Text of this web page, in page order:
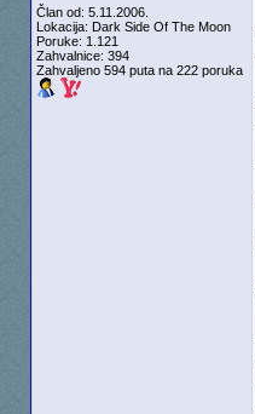
Član od: 5.11.2006.
Lokacija: Dark Side Of The Moon
Poruke: 1.121
Zahvalnice: 394
Zahvaljeno 594 puta na 222 poruka